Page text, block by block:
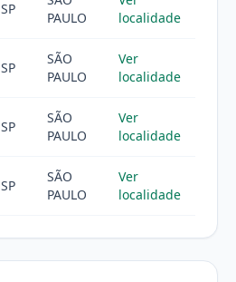
SP
PAULO
localidade
SP
SÃO
PAULO
Ver
localidade
SP
SÃO
PAULO
Ver
localidade
SP
SÃO
PAULO
Ver
localidade